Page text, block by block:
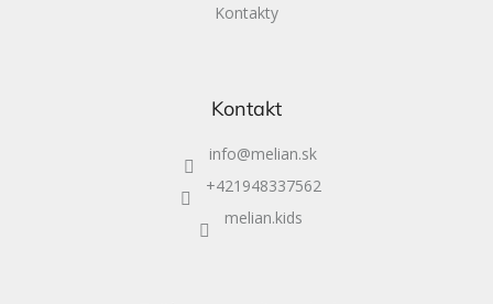
Kontakty
Kontakt
info@melian.sk
+421948337562
melian.kids